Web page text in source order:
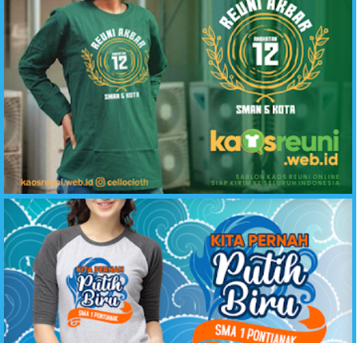
Kaos Reuni Lengan Panjang Hijau Botol SMA 5 Kota - Kaos Reuni